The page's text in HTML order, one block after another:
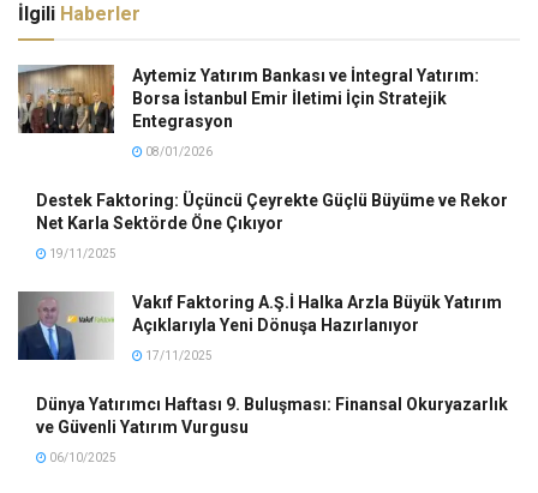
İlgili Haberler
Aytemiz Yatırım Bankası ve İntegral Yatırım:
Borsa İstanbul Emir İletimi İçin Stratejik
Entegrasyon
08/01/2026
Destek Faktoring: Üçüncü Çeyrekte Güçlü Büyüme ve Rekor
Net Karla Sektörde Öne Çıkıyor
19/11/2025
Vakıf Faktoring A.Ş.İ Halka Arzla Büyük Yatırım
Açıklarıyla Yeni Dönuşa Hazırlanıyor
17/11/2025
Dünya Yatırımcı Haftası 9. Buluşması: Finansal Okuryazarlık
ve Güvenli Yatırım Vurgusu
06/10/2025